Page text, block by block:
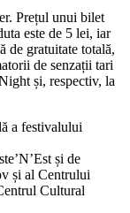
Prețul unui bilet
este de 5 lei, iar
de gratuitate totală,
de senzații tari
și, respectiv, la
a festivalului
și de
și al Centrului
Cultural